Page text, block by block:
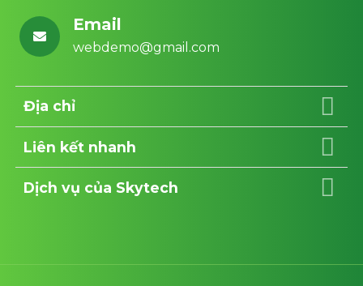
Email
webdemo@gmail.com
Địa chỉ
Liên kết nhanh
Dịch vụ của Skytech